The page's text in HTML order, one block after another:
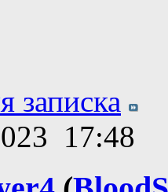
записка
17:48